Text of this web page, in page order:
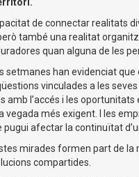
de connectar realitats
també una realitat
quan alguna de les
setmanes han evidenciat
vinculades a les
amb l’accés i les
vegada més exigent. I les
pugui afectar la continuïtat
mirades formen part de la
compartides.